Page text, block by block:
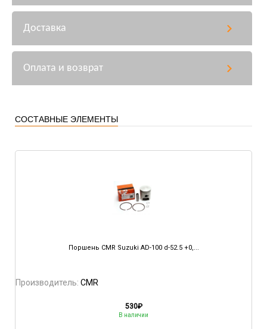
Доставка
Оплата и возврат
СОСТАВНЫЕ ЭЛЕМЕНТЫ
Поршень CMR Suzuki AD-100 d-52.5 +0,...
Производитель: CMR
530₽
В наличии